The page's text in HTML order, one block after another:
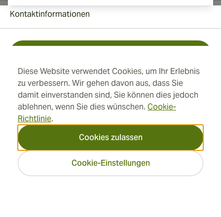
Diese Website verwendet Cookies, um Ihr Erlebnis
zu verbessern. Wir gehen davon aus, dass Sie
damit einverstanden sind, Sie können dies jedoch
ablehnen, wenn Sie dies wünschen. Cookie-
Richtlinie.
Cookies zulassen
Cookie-Einstellungen
Adresse
Informationen
Kontaktinformationen
+41 22 518 44 43
info@swisscubancigars.com